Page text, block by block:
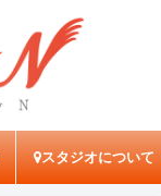
スタジオについて